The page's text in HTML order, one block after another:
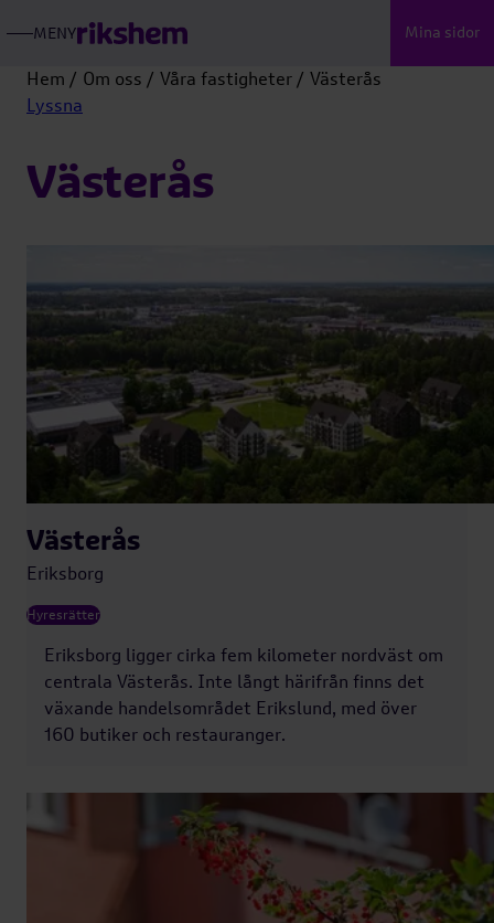
MENY
ÖPPNA
HUVUDMENY
Mina sidor
Hem Om oss Våra fastigheter
Västerås
Lyssna
Västerås
Västerås
Eriksborg
Hyresrätter
Eriksborg ligger cirka fem kilometer nordväst om
centrala Västerås. Inte långt härifrån finns det
växande handelsområdet Erikslund, med över
160 butiker och restauranger.